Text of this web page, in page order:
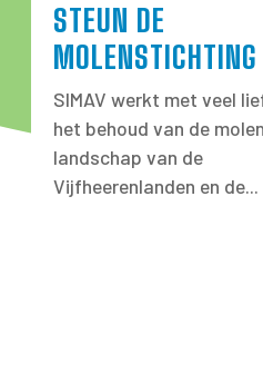
STEUN DE
MOLENSTICHTING
SIMAV werkt met veel
het behoud van de
landschap van de
Vijfheerenlanden en de...